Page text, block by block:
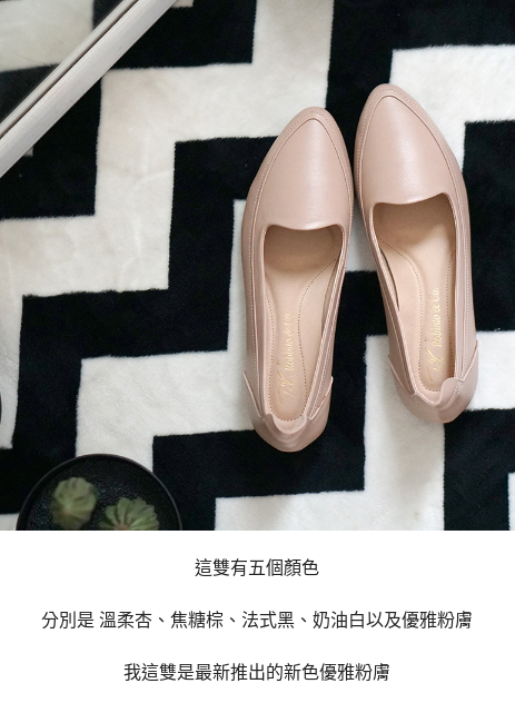
這雙有五個顏色
分別是 溫柔杏、焦糖棕、法式黑、奶油白以及優雅粉膚
我這雙是最新推出的新色優雅粉膚